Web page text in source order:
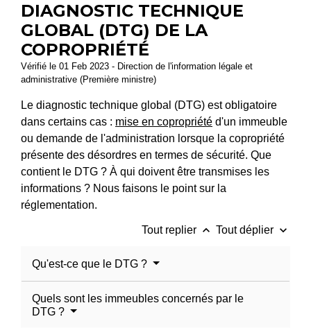
DIAGNOSTIC TECHNIQUE
GLOBAL (DTG) DE LA
COPROPRIÉTÉ
Vérifié le 01 Feb 2023 - Direction de l'information légale et
administrative (Première ministre)
Le diagnostic technique global (DTG) est obligatoire
dans certains cas : mise en copropriété d'un immeuble
ou demande de l'administration lorsque la copropriété
présente des désordres en termes de sécurité. Que
contient le DTG ? À qui doivent être transmises les
informations ? Nous faisons le point sur la
réglementation.
Tout replier keyboard_arrow_up Tout déplier keyboard_arrow_down
Qu'est-ce que le DTG ?
Quels sont les immeubles concernés par le
DTG ?